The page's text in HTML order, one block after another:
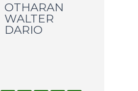
OTHARAN
WALTER
DARIO